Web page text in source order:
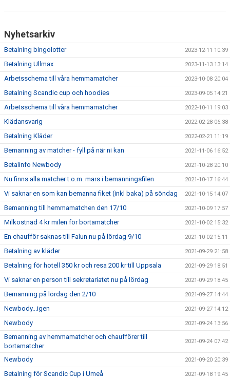
Nyhetsarkiv
Betalning bingolotter 2023-12-11 10:39
Betalning Ullmax 2023-11-13 13:14
Arbetsschema till våra hemmamatcher 2023-10-08 20:04
Betalning Scandic cup och hoodies 2023-09-05 14:21
Arbetsschema till våra hemmamatcher 2022-10-11 19:03
Klädansvarig 2022-02-28 06:38
Betalning Kläder 2022-02-21 11:19
Bemanning av matcher - fyll på när ni kan 2021-11-06 16:52
Betalinfo Newbody 2021-10-28 20:10
Nu finns alla matcher t.o.m. mars i bemanningsfilen 2021-10-17 16:44
Vi saknar en som kan bemanna fiket (inkl baka) på söndag 2021-10-15 14:07
Bemanning till hemmamatchen den 17/10 2021-10-09 17:57
Milkostnad 4 kr milen för bortamatcher 2021-10-02 15:32
En chaufför saknas till Falun nu på lördag 9/10 2021-10-02 15:11
Betalning av kläder 2021-09-29 21:58
Betalning för hotell 350 kr och resa 200 kr till Uppsala 2021-09-29 18:51
Vi saknar en person till sekretariatet nu på lördag 2021-09-29 18:45
Bemanning på lördag den 2/10 2021-09-27 14:44
Newbody...igen 2021-09-27 14:12
Newbody 2021-09-24 13:56
Bemanning av hemmamatcher och chaufförer till
bortamatcher
2021-09-24 07:42
Newbody 2021-09-20 20:39
Betalning för Scandic Cup i Umeå 2021-09-18 19:45